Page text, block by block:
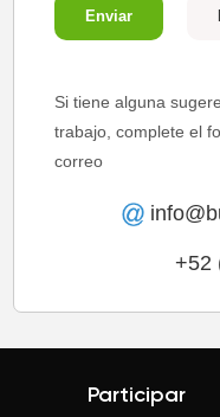
Enviar
Si tiene alguna
trabajo, complete el
correo
+52
Participar